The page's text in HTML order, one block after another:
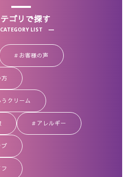
ゴリで探す
CATEGORY LIST
お客様の声
クリーム
アレルギー